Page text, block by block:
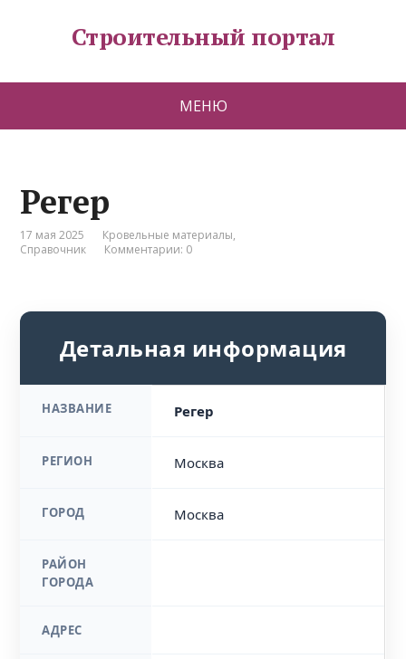
Строительный портал
МЕНЮ
Регер
17 мая 2025 Кровельные материалы,
Справочник
Комментарии: 0
Детальная информация
НАЗВАНИЕ Регер
РЕГИОН Москва
ГОРОД Москва
РАЙОН
ГОРОДА
АДРЕС